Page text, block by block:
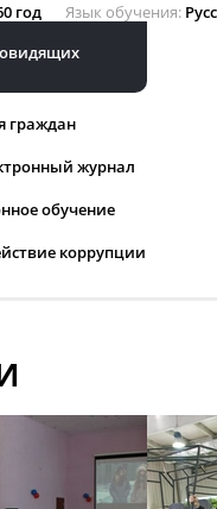
год Язык обучения
граждан
журнал
обучение
коррупции